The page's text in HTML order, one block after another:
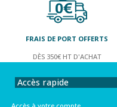
FRAIS DE PORT OFFERTS
DÈS 350€ HT D'ACHAT
Accès rapide